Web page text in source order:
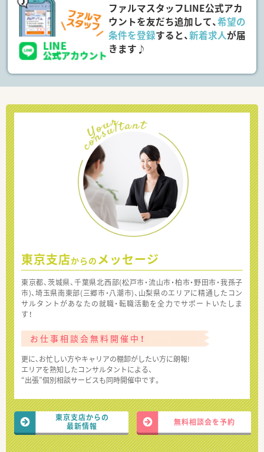
ファルマスタッフLINE公式アカ
ウントを友だち追加して、希望の
条件を登録すると、新着求人が届
きます♪
東京支店からの メッセージ
東京都、茨城県、千葉県北西部(松戸市・流山市・柏市・野田市・我孫子
市)、埼玉県南東部(三郷市・八潮市)、山梨県のエリアに精通したコン
サルタントがあなたの就職・転職活動を全力でサポートいたしま
す！
お仕事相談会無料開催中！
更に、お忙しい方やキャリアの棚卸がしたい方に朗報!
エリアを熟知したコンサルタントによる、
“出張”個別相談サービスも同時開催中です。
東京支店からの
最新情報
無料相談会を予約